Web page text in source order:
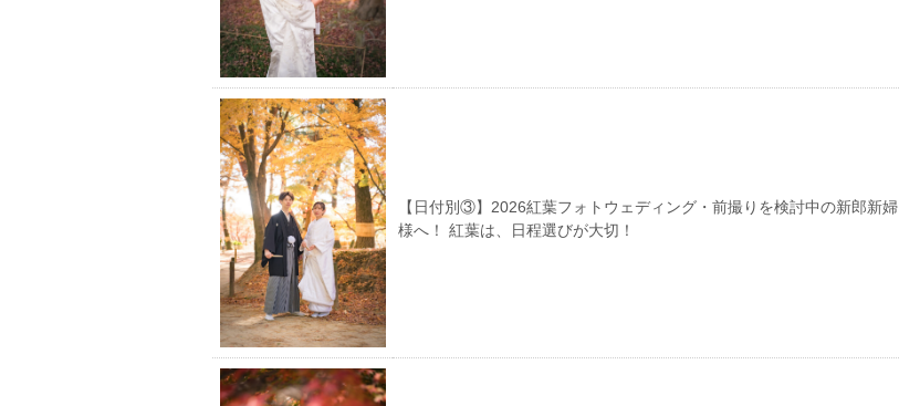
【日付別③】2026紅葉フォトウェディング・前撮りを検討中の新郎新婦
様へ！ 紅葉は、日程選びが大切！